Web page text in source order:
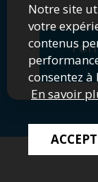
Notre site
votre
contenus
consentez
En savoir